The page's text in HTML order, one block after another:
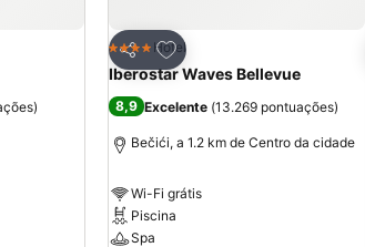
)
Partilhar
Adicionar aos favoritos
4 EstrelasHotel
Iberostar Waves Bellevue
8,9 Excelente (13.269 pontuações)
Bečići, a 1.2 km de Centro da cidade
Wi-Fi grátis
Piscina
Spa